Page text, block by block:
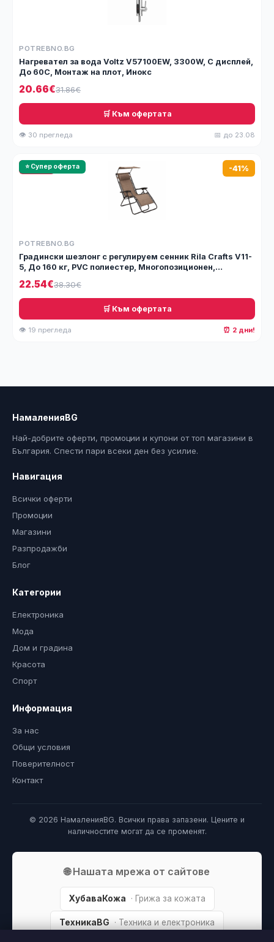
POTREBNO.BG
Нагревател за вода Voltz V57100EW, 3300W, С дисплей,
До 60C, Монтаж на плот, Инокс
20.66€31.86€
🛒 Към офертата
👁 30 прегледа 📅 до 23.08
🔥 HOT
⭐ Супер оферта -41%
POTREBNO.BG
Градински шезлонг с регулируем сенник Rila Crafts V11-
5, До 160 кг, PVC полиестер, Многопозиционен,
22.54€38.30€
🛒 Към офертата
👁 19 прегледа ⏰ 2 дни!
НамаленияBG
Най-добрите оферти, промоции и купони от топ магазини в
България. Спести пари всеки ден без усилие.
Навигация
Всички оферти
Промоции
Магазини
Разпродажби
Блог
Категории
Електроника
Мода
Дом и градина
Красота
Спорт
Информация
За нас
Общи условия
Поверителност
Контакт
© 2026 НамаленияBG. Всички права запазени. Цените и
наличностите могат да се променят.
🌐 Нашата мрежа от сайтове
ХубаваКожа · Грижа за кожата
ТехникаBG · Техника и електроника